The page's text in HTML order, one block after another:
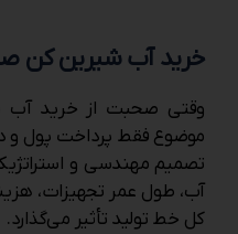
خرید آب شیرین کن
وقتی صحبت از خرید
موضوع فقط پرداخت پول و
تصمیم مهندسی و
آب، طول عمر تجهیزات،
کل خط تولید تأثیر می‌گذارد.